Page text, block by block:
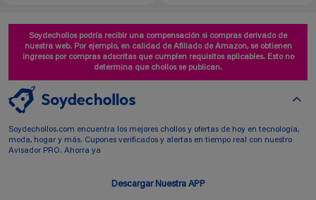
Soydechollos podría recibir una compensación si compras derivado de
nuestra web. Por ejemplo, en calidad de Afiliado de Amazon, se obtienen
ingresos por compras adscritas que cumplen requisitos aplicables. Esto no
determina que chollos se publican.
Soydechollos.com encuentra los mejores chollos y ofertas de hoy en tecnología,
moda, hogar y más. Cupones verificados y alertas en tiempo real con nuestro
Avisador PRO. Ahorra ya
Descargar Nuestra APP